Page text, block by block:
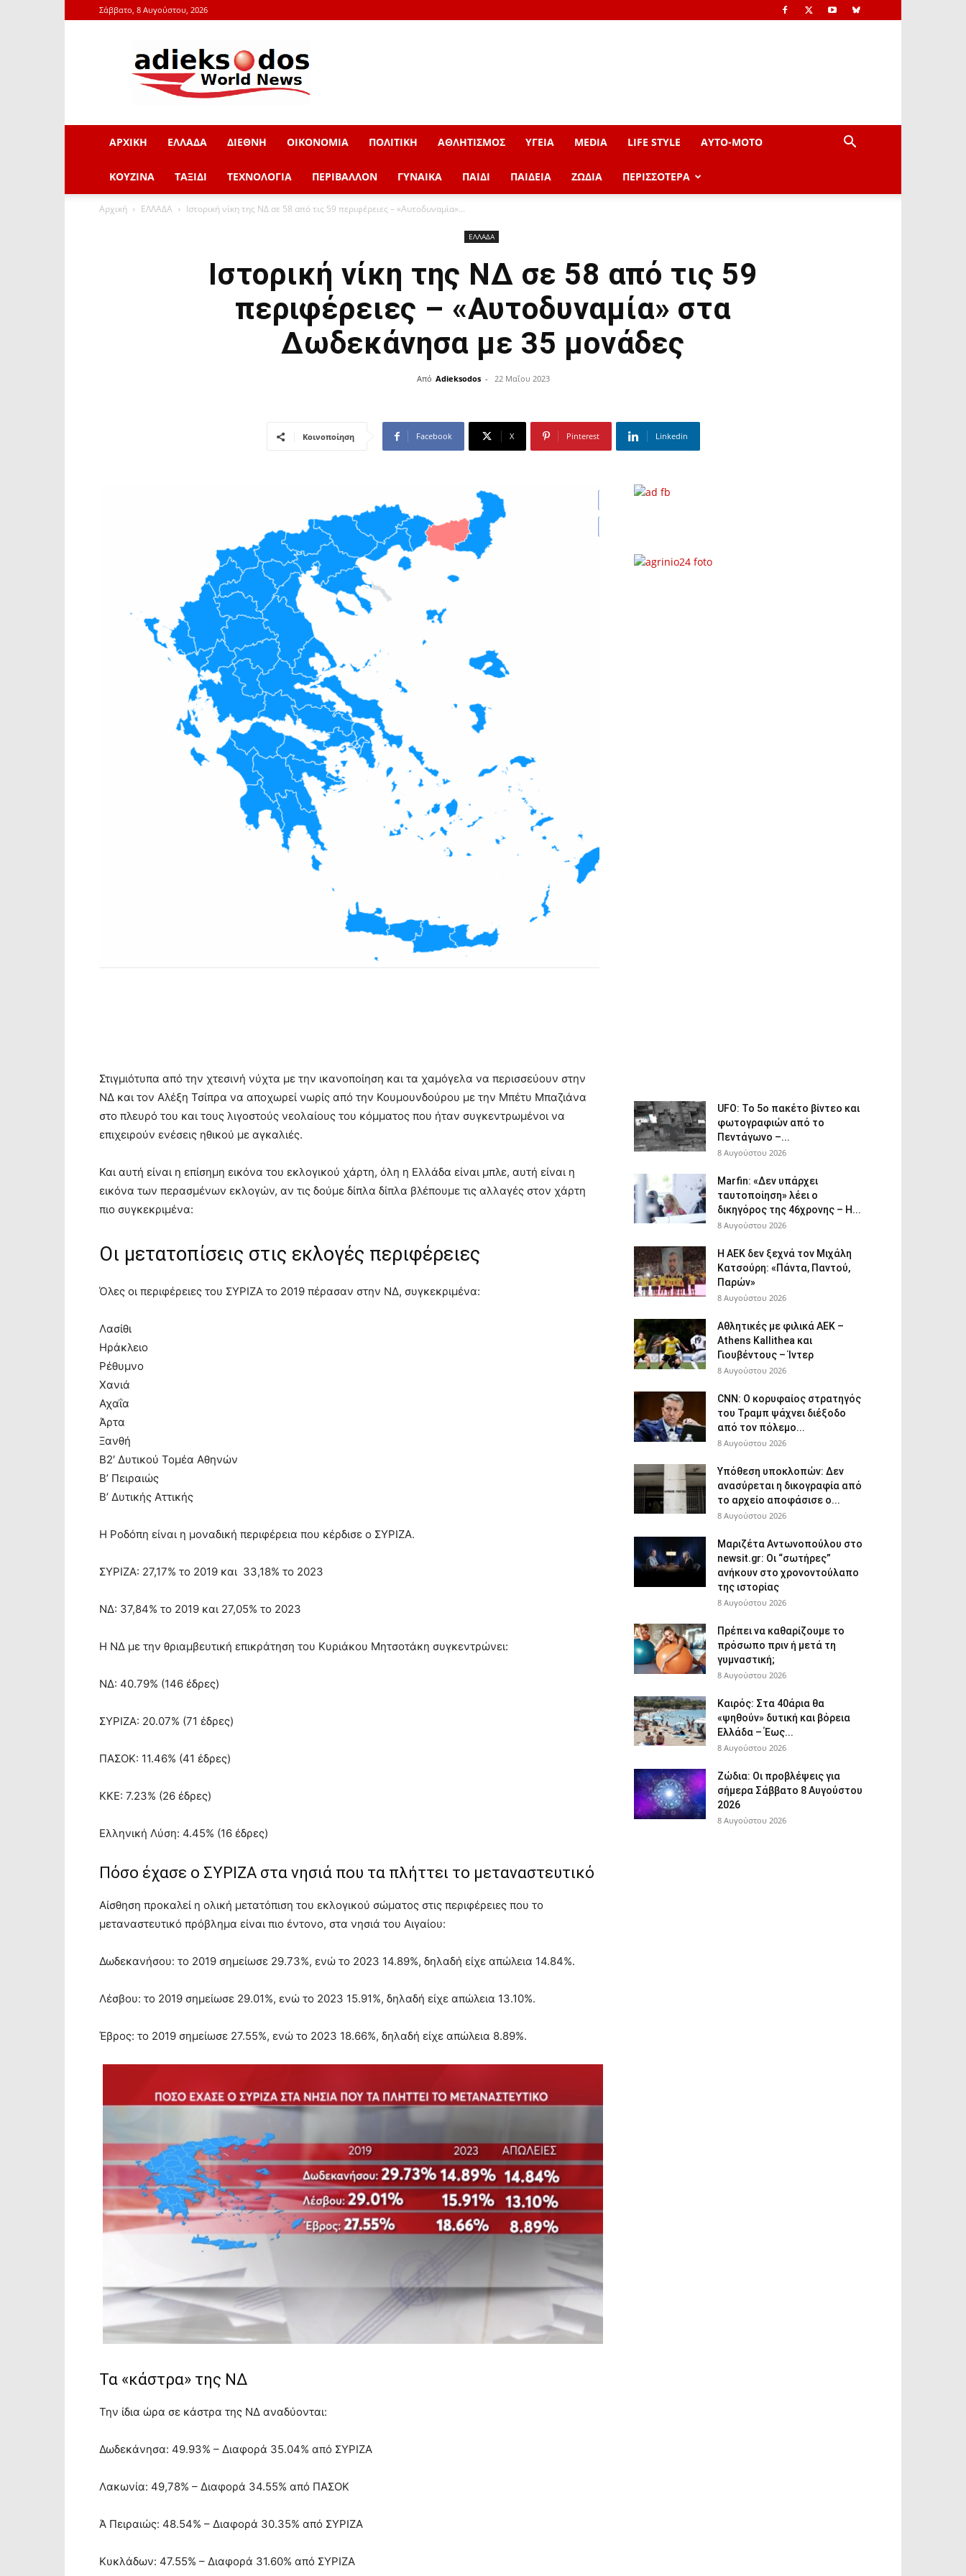
Σάββατο, 8 Αυγούστου, 2026
adieksodos.gr
ΑΡΧΙΚΗ ΕΛΛΑΔΑ ΔΙΕΘΝΗ ΟΙΚΟΝΟΜΙΑ ΠΟΛΙΤΙΚΗ ΑΘΛΗΤΙΣΜΟΣ ΥΓΕΙΑ MEDIA LIFE STYLE AYTO-ΜOTO
ΚΟΥΖΙΝΑ ΤΑΞΙΔΙ ΤΕΧΝΟΛΟΓΙΑ ΠΕΡΙΒΑΛΛΟΝ ΓΥΝΑΙΚΑ ΠΑΙΔΙ ΠΑΙΔΕΙΑ ΖΩΔΙΑ ΠΕΡΙΣΣΟΤΕΡΑ
Αρχική ΕΛΛΑΔΑ Ιστορική νίκη της ΝΔ σε 58 από τις 59 περιφέρειες – «Αυτοδυναμία»...
ΕΛΛΑΔΑ
Ιστορική νίκη της ΝΔ σε 58 από τις 59
περιφέρειες – «Αυτοδυναμία» στα
Δωδεκάνησα με 35 μονάδες
Από Adieksodos - 22 Μαΐου 2023
Κοινοποίηση Facebook X Pinterest Linkedin
Στιγμιότυπα από την χτεσινή νύχτα με την ικανοποίηση και τα χαμόγελα να περισσεύουν στην
ΝΔ και τον Αλέξη Τσίπρα να αποχωρεί νωρίς από την Κουμουνδούρου με την Μπέτυ Μπαζιάνα
στο πλευρό του και τους λιγοστούς νεολαίους του κόμματος που ήταν συγκεντρωμένοι να
επιχειρούν ενέσεις ηθικού με αγκαλιές.
Και αυτή είναι η επίσημη εικόνα του εκλογικού χάρτη, όλη η Ελλάδα είναι μπλε, αυτή είναι η
εικόνα των περασμένων εκλογών, αν τις δούμε δίπλα δίπλα βλέπουμε τις αλλαγές στον χάρτη
πιο συγκεκριμένα:
Οι μετατοπίσεις στις εκλογές περιφέρειες
Όλες οι περιφέρειες του ΣΥΡΙΖΑ το 2019 πέρασαν στην ΝΔ, συγκεκριμένα:
Λασίθι
Ηράκλειο
Ρέθυμνο
Χανιά
Αχαΐα
Άρτα
Ξανθή
Β2′ Δυτικού Τομέα Αθηνών
Β’ Πειραιώς
Β’ Δυτικής Αττικής
Η Ροδόπη είναι η μοναδική περιφέρεια που κέρδισε ο ΣΥΡΙΖΑ.
ΣΥΡΙΖΑ: 27,17% το 2019 και 33,18% το 2023
ΝΔ: 37,84% το 2019 και 27,05% το 2023
Η ΝΔ με την θριαμβευτική επικράτηση του Κυριάκου Μητσοτάκη συγκεντρώνει:
ΝΔ: 40.79% (146 έδρες)
ΣΥΡΙΖΑ: 20.07% (71 έδρες)
ΠΑΣΟΚ: 11.46% (41 έδρες)
ΚΚΕ: 7.23% (26 έδρες)
Ελληνική Λύση: 4.45% (16 έδρες)
Πόσο έχασε ο ΣΥΡΙΖΑ στα νησιά που τα πλήττει το μεταναστευτικό
Αίσθηση προκαλεί η ολική μετατόπιση του εκλογικού σώματος στις περιφέρειες που το
μεταναστευτικό πρόβλημα είναι πιο έντονο, στα νησιά του Αιγαίου:
Δωδεκανήσου: το 2019 σημείωσε 29.73%, ενώ το 2023 14.89%, δηλαδή είχε απώλεια 14.84%.
Λέσβου: το 2019 σημείωσε 29.01%, ενώ το 2023 15.91%, δηλαδή είχε απώλεια 13.10%.
Έβρος: το 2019 σημείωσε 27.55%, ενώ το 2023 18.66%, δηλαδή είχε απώλεια 8.89%.
Τα «κάστρα» της ΝΔ
Την ίδια ώρα σε κάστρα της ΝΔ αναδύονται:
Δωδεκάνησα: 49.93% – Διαφορά 35.04% από ΣΥΡΙΖΑ
Λακωνία: 49,78% – Διαφορά 34.55% από ΠΑΣΟΚ
Ά Πειραιώς: 48.54% – Διαφορά 30.35% από ΣΥΡΙΖΑ
Κυκλάδων: 47.55% – Διαφορά 31.60% από ΣΥΡΙΖΑ
UFO: Το 5ο πακέτο βίντεο και
φωτογραφιών από το
Πεντάγωνο –...
8 Αυγούστου 2026
Marfin: «Δεν υπάρχει
ταυτοποίηση» λέει ο
δικηγόρος της 46χρονης – Η...
8 Αυγούστου 2026
Η ΑΕΚ δεν ξεχνά τον Μιχάλη
Κατσούρη: «Πάντα, Παντού,
Παρών»
8 Αυγούστου 2026
Αθλητικές με φιλικά ΑΕΚ –
Athens Kallithea και
Γιουβέντους – Ίντερ
8 Αυγούστου 2026
CNN: Ο κορυφαίος στρατηγός
του Τραμπ ψάχνει διέξοδο
από τον πόλεμο...
8 Αυγούστου 2026
Υπόθεση υποκλοπών: Δεν
ανασύρεται η δικογραφία από
το αρχείο αποφάσισε ο...
8 Αυγούστου 2026
Μαριζέτα Αντωνοπούλου στο
newsit.gr: Οι “σωτήρες”
ανήκουν στο χρονοντούλαπο
της ιστορίας
8 Αυγούστου 2026
Πρέπει να καθαρίζουμε το
πρόσωπο πριν ή μετά τη
γυμναστική;
8 Αυγούστου 2026
Καιρός: Στα 40άρια θα
«ψηθούν» δυτική και βόρεια
Ελλάδα – Έως...
8 Αυγούστου 2026
Ζώδια: Οι προβλέψεις για
σήμερα Σάββατο 8 Αυγούστου
2026
8 Αυγούστου 2026